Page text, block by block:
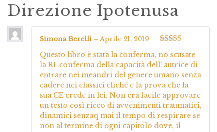
Direzione Ipotenusa
5
Simona Berelli – Aprile 21, 2019
Questo libro è stata la conferma, no scusate
la RI-conferma della capacità dell’ autrice di
entrare nei meandri del genere umano senza
cadere nei classici clichè e la prova che la
sua CE crede in lei. Non era facile approvare
un testo così ricco di avvenimenti traumatici,
dinamici senzaq mai il tempo di respirare se
non al termine di ogni capitolo dove, il